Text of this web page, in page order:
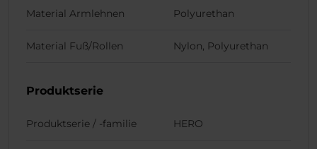
Material Armlehnen Polyurethan
Material Fuß/Rollen Nylon, Polyurethan
Produktserie
Produktserie / -familie HERO